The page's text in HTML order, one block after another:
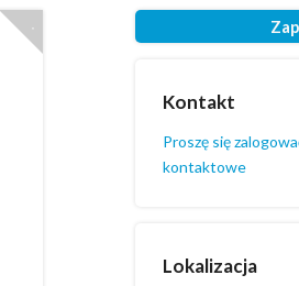
Kontakt
Proszę się
kontaktowe
Lokalizacja